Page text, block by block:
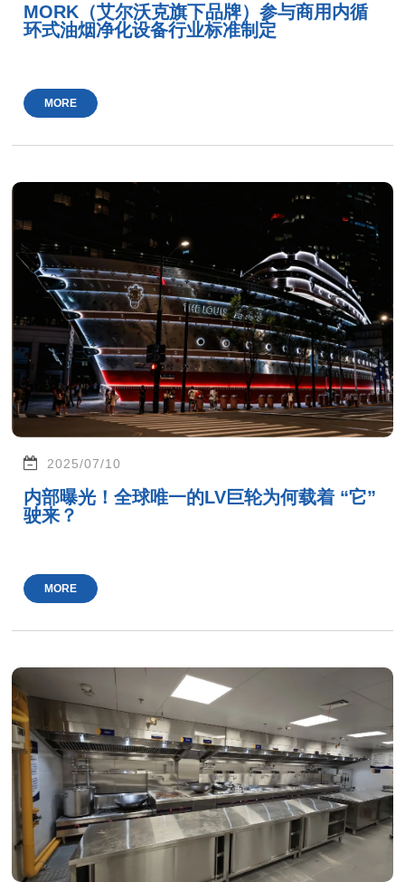
MORK（艾尔沃克旗下品牌）参与商用内循
环式油烟净化设备行业标准制定
MORE
2025/07/10
内部曝光！全球唯一的LV巨轮为何载着 “它”
驶来？
MORE